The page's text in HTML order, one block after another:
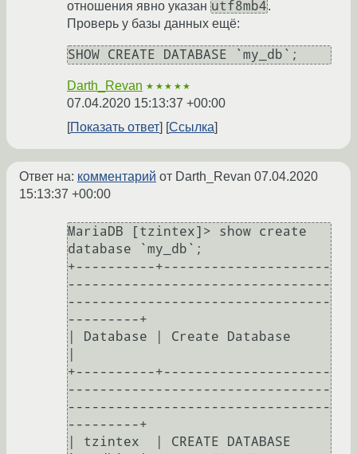
отношения явно указан utf8mb4.
Проверь у базы данных ещё:
Darth_Revan ★★★★★
07.04.2020 15:13:37 +00:00
Показать ответ
Ссылка
Ответ на: комментарий от Darth_Revan 07.04.2020
15:13:37 +00:00
MariaDB [tzintex]> show create
database `my_db`;
+----------+---------------------
---------------------------------
---------------------------------
---------+
| Database | Create Database
+----------+---------------------
---------------------------------
---------------------------------
---------+
| tzintex  | CREATE DATABASE